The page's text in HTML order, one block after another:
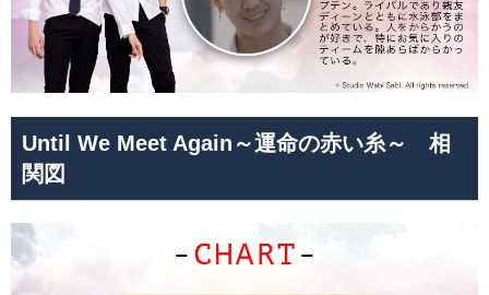
Until We Meet Again～運命の赤い糸～ 相
関図